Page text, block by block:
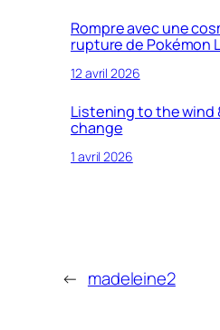
Rompre avec une
rupture de Pokémon
12 avril 2026
Listening to the wind
change
1 avril 2026
← madeleine2